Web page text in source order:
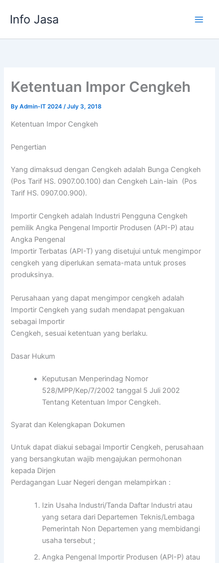
Info Jasa
Ketentuan Impor Cengkeh
ByAdmin-IT 2024/July 3, 2018
Ketentuan Impor Cengkeh
Pengertian
Yang dimaksud dengan Cengkeh adalah Bunga Cengkeh
(Pos Tarif HS. 0907.00.100) dan Cengkeh Lain-lain (Pos
Tarif HS. 0907.00.900).
Importir Cengkeh adalah Industri Pengguna Cengkeh
pemilik Angka Pengenal Importir Produsen (API-P) atau
Angka Pengenal
Importir Terbatas (API-T) yang disetujui untuk mengimpor
cengkeh yang diperlukan semata-mata untuk proses
produksinya.
Perusahaan yang dapat mengimpor cengkeh adalah
Importir Cengkeh yang sudah mendapat pengakuan
sebagai Importir
Cengkeh, sesuai ketentuan yang berlaku.
Dasar Hukum
Keputusan Menperindag Nomor
528/MPP/Kep/7/2002 tanggal 5 Juli 2002
Tentang Ketentuan Impor Cengkeh.
Syarat dan Kelengkapan Dokumen
Untuk dapat diakui sebagai Importir Cengkeh, perusahaan
yang bersangkutan wajib mengajukan permohonan
kepada Dirjen
Perdagangan Luar Negeri dengan melampirkan :
Izin Usaha Industri/Tanda Daftar Industri atau
yang setara dari Departemen Teknis/Lembaga
Pemerintah Non Departemen yang membidangi
usaha tersebut ;
Angka Pengenal Importir Produsen (API-P) atau